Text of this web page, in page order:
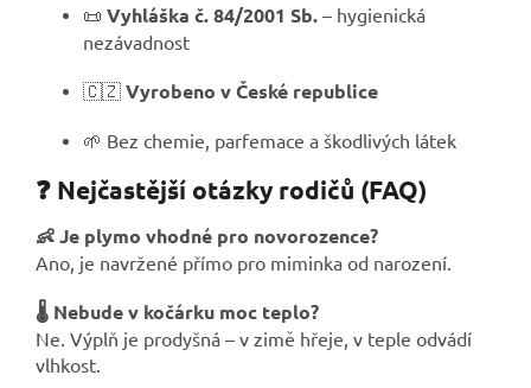
📜 Vyhláška č. 84/2001 Sb. – hygienická
nezávadnost
🇨🇿 Vyrobeno v České republice
🌱 Bez chemie, parfemace a škodlivých látek
❓ Nejčastější otázky rodičů (FAQ)
👶 Je plymo vhodné pro novorozence?
Ano, je navržené přímo pro miminka od narození.
🌡️ Nebude v kočárku moc teplo?
Ne. Výplň je prodyšná – v zimě hřeje, v teple odvádí
vlhkost.